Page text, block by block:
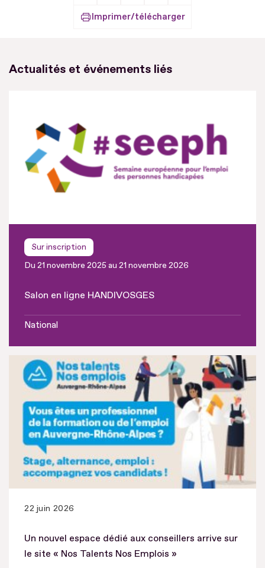
Imprimer/télécharger
Actualités et événements liés
Sur inscription
Du 21 novembre 2025 au 21 novembre 2026
Salon en ligne HANDIVOSGES
National
22 juin 2026
Un nouvel espace dédié aux conseillers arrive sur
le site « Nos Talents Nos Emplois »